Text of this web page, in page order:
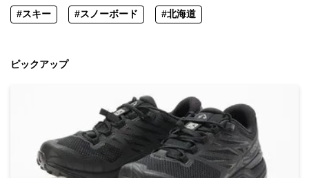
#スキー #スノーボード #北海道
ピックアップ